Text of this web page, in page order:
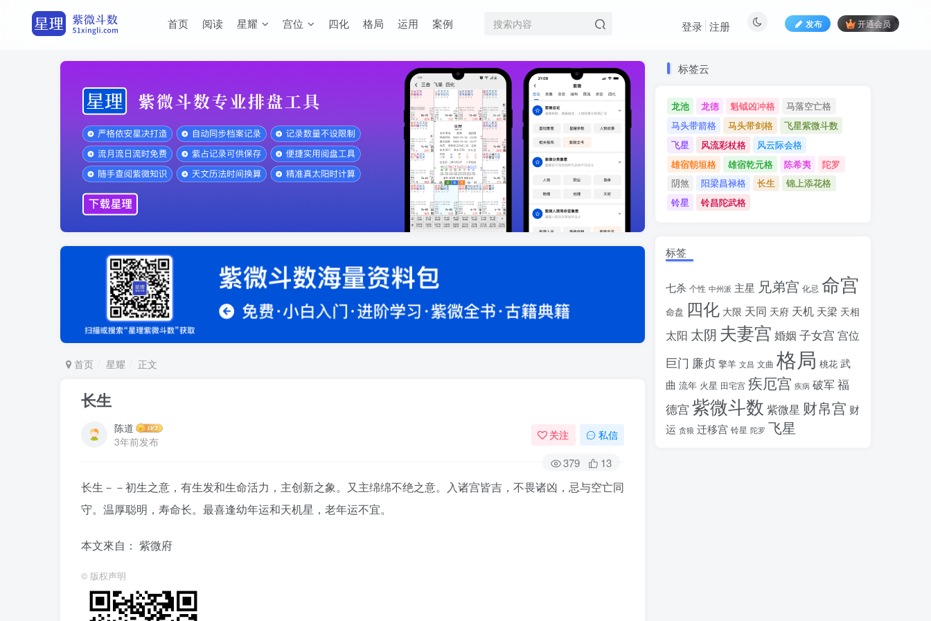
首页 阅读 星耀 宫位 四化 格局 运用 案例 发布 开通会员
登录 注册
首页 星耀 正文
长生
陈道
3年前发布
关注 私信
379 13
长生－－初生之意，有生发和生命活力，主创新之象。又主绵绵不绝之意。入诸宫皆吉，不畏诸凶，忌与空亡同
守。温厚聪明，寿命长。最喜逢幼年运和天机星，老年运不宜。
本文來自： 紫微府
© 版权声明
标签云
龙池 龙德 魁钺凶冲格
马落空亡格
马头带箭格
马头带剑格
飞星紫微斗数
飞星
风流彩杖格
风云际会格
雄宿朝垣格
雄宿乾元格 陈希夷
陀罗
阴煞
阳梁昌禄格 长生
锦上添花格
铃星
铃昌陀武格
标签云
龙池 龙德 魁钺凶冲格
马落空亡格
马头带箭格
马头带剑格
飞星紫微斗数
飞星
风流彩杖格
风云际会格
雄宿朝垣格
雄宿乾元格 陈希夷
陀罗
阴煞
阳梁昌禄格 长生
锦上添花格
铃星
铃昌陀武格
标签
七杀 个性 中州派 主星 兄弟宫 化忌 命宫
命盘 四化 大限 天同 天府 天机 天梁 天相
太阳 太阴 夫妻宫 婚姻 子女宫 宫位
巨门 廉贞 擎羊 文昌 文曲 格局 桃花 武
曲 流年 火星 田宅宫 疾厄宫 疾病 破军福
德宫 紫微斗数 紫微星 财帛宫 财
运 贪狼 迁移宫 铃星 陀罗 飞星